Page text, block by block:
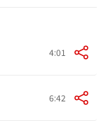
4:01
6:42